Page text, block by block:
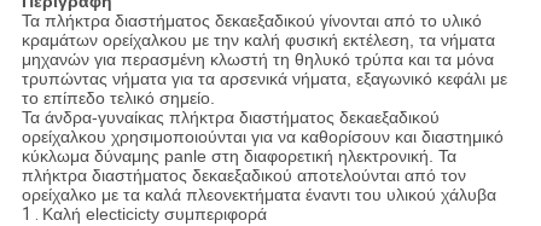
Τα πλήκτρα διαστήματος δεκαεξαδικού γίνονται από το υλικό
κραμάτων ορείχαλκου με την καλή φυσική εκτέλεση, τα νήματα
μηχανών για περασμένη κλωστή τη θηλυκό τρύπα και τα μόνα
τρυπώντας νήματα για τα αρσενικά νήματα, εξαγωνικό κεφάλι με
το επίπεδο τελικό σημείο.
Τα άνδρα-γυναίκας πλήκτρα διαστήματος δεκαεξαδικού
ορείχαλκου χρησιμοποιούνται για να καθορίσουν και διαστημικό
κύκλωμα δύναμης panle στη διαφορετική ηλεκτρονική. Τα
πλήκτρα διαστήματος δεκαεξαδικού αποτελούνται από τον
ορείχαλκο με τα καλά πλεονεκτήματα έναντι του υλικού χάλυβα
1 . Καλή electicicty συμπεριφορά